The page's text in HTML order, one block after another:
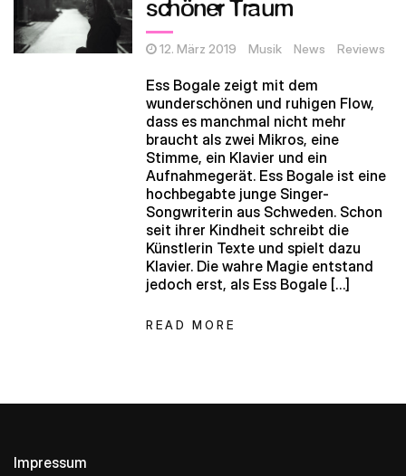
schöner Traum
12. März 2019 Musik News Reviews
Ess Bogale zeigt mit dem
wunderschönen und ruhigen Flow,
dass es manchmal nicht mehr
braucht als zwei Mikros, eine
Stimme, ein Klavier und ein
Aufnahmegerät. Ess Bogale ist eine
hochbegabte junge Singer-
Songwriterin aus Schweden. Schon
seit ihrer Kindheit schreibt die
Künstlerin Texte und spielt dazu
Klavier. Die wahre Magie entstand
jedoch erst, als Ess Bogale […]
READ MORE
Impressum